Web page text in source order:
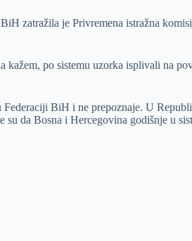
zatražila je Privremena istražna
kažem, po sistemu uzorka isplivali na
BiH i ne prepoznaje. U
da Bosna i Hercegovina godišnje u